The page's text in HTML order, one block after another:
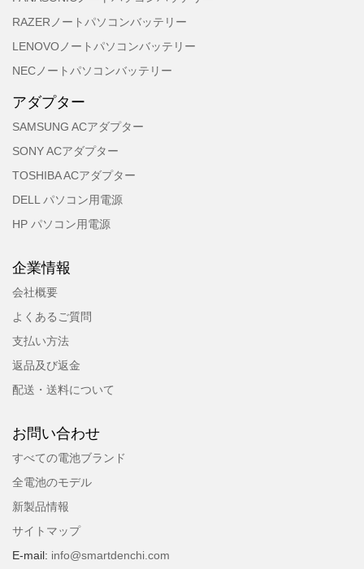
RAZERノートパソコンバッテリー
LENOVOノートパソコンバッテリー
NECノートパソコンバッテリー
アダプター
SAMSUNG ACアダプター
SONY ACアダプター
TOSHIBA ACアダプター
DELL パソコン用電源
HP パソコン用電源
企業情報
会社概要
よくあるご質問
支払い方法
返品及び返金
配送・送料について
お問い合わせ
すべての電池ブランド
全電池のモデル
新製品情報
サイトマップ
E-mail: info@smartdenchi.com